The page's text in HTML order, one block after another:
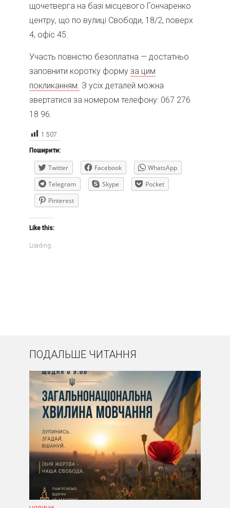
щочетверга на базі місцевого Гончаренко
центру, що по вулиці Свободи, 18/2, поверх
4, офіс 45.
Участь повністю безоплатна — достатньо
заповнити коротку форму за цим
покликанням. З усіх деталей можна
звертатися за номером телефону: 067 276
18 96.
1 507
Поширити:
Twitter Facebook
WhatsApp
Telegram
Skype
Pocket
Pinterest
Like this:
Loading...
ПОДАЛЬШЕ ЧИТАННЯ